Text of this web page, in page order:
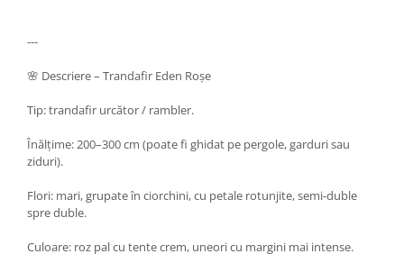
---
🌸 Descriere – Trandafir Eden Roșe
Tip: trandafir urcător / rambler.
Înălțime: 200–300 cm (poate fi ghidat pe pergole, garduri sau
ziduri).
Flori: mari, grupate în ciorchini, cu petale rotunjite, semi-duble
spre duble.
Culoare: roz pal cu tente crem, uneori cu margini mai intense.